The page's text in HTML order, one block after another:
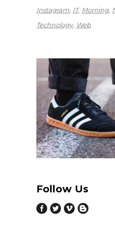
Instagram IT Morning
Technology Web
Follow Us